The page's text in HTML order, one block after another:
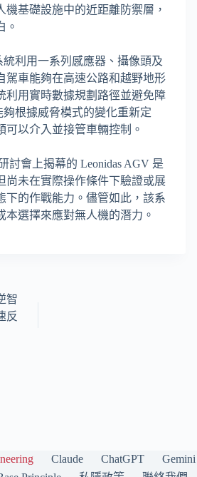
機基礎設施中的近距離防禦層，
。
利用一系列感應器、攝像頭及
駕車能夠在高速公路和越野地形
利用實時數據規劃路徑並避免障
根據威脅模式的變化重新定
可以介入並接管車輛控制。
討會上揭幕的 Leonidas AGV 是
尚未在實際操作條件下驗證或展
下的作戰能力。儘管如此，該系
本選擇來應對無人機的潛力。
智
反
Claude ChatGPT
Gemini